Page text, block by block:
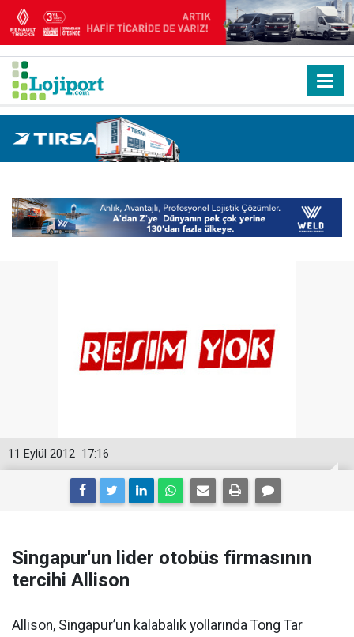
17:16
11 Eylül 2012
Singapur'un lider otobüs firmasının
tercihi Allison
Allison, Singapur’un kalabalık yollarında Tong Tar